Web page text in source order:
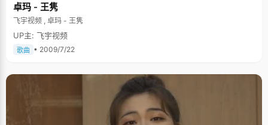
卓玛 - 王隽
飞宇视频 , 卓玛 - 王隽
UP主: 飞宇视频
歌曲 • 2009/7/22